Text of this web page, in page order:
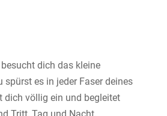
dich das kleine
spürst es in jeder Faser deines
dich völlig ein und begleitet